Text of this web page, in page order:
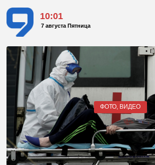
10:01
7 августа Пятница
ФОТО, ВИДЕО